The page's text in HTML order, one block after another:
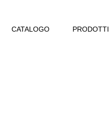
CATALOGO PRODOTTI